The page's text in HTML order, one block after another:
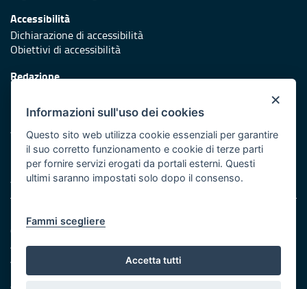
Accessibilità
Dichiarazione di accessibilità
Obiettivi di accessibilità
Redazione
Protezione civile
Vai al sito di Protezione Civile Puglia
Iniziativa finanziata con risorse del POR Puglia 2014/2020 -
Asse XI
Note legali
Cookie e privacy
Amministrazione trasparente
Atti di notifica
Feed RSS
×
Informazioni sull'uso dei cookies
Questo sito web utilizza cookie essenziali per garantire
il suo corretto funzionamento e cookie di terze parti
per fornire servizi erogati da portali esterni. Questi
ultimi saranno impostati solo dopo il consenso.
Fammi scegliere
Accetta tutti